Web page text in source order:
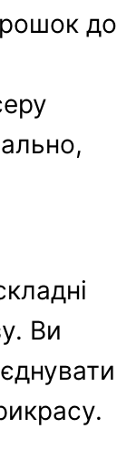
до
Ви